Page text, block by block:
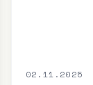
02.11.2025